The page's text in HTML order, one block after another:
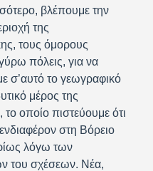
βλέπουμε την
της
τους όμορους
πόλεις, για να
σ’αυτό το γεωγραφικό
μέρος της
το οποίο πιστεύουμε ότι
ενδιαφέρον στη Βόρειο
λόγω των
του σχέσεων. Νέα,